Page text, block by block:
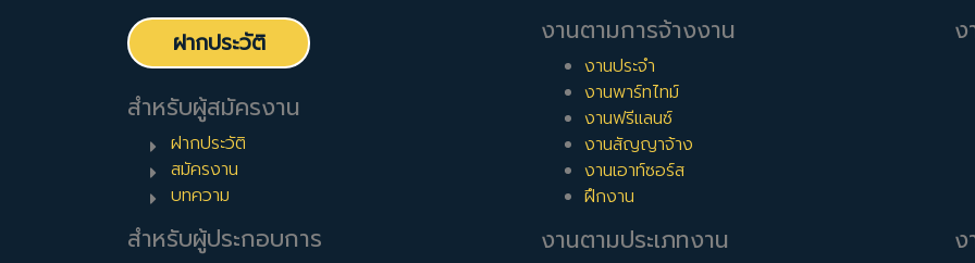
ฝากประวัติ
สำหรับผู้สมัครงาน
ฝากประวัติ
สมัครงาน
บทความ
สำหรับผู้ประกอบการ
งานตามการจ้างงาน
งานประจำ
งานพาร์ทไทม์
งานฟรีแลนซ์
งานสัญญาจ้าง
งานเอาท์ซอร์ส
ฝึกงาน
งานตามประเภทงาน